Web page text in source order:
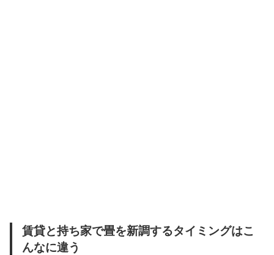
賃貸と持ち家で畳を新調するタイミングはこ
んなに違う